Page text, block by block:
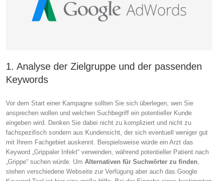
1. Analyse der Zielgruppe und der passenden
Keywords
Vor dem Start einer Kampagne sollten Sie sich überlegen, wen Sie
ansprechen wollen und welchen Suchbegriff ein potentieller Kunde
eingeben wird. Denken Sie dabei nicht zu kompliziert und nicht zu
fachspezifisch sondern aus Kundensicht, der sich eventuell weniger gut
mit Ihrem Fachgebiet auskennt. Beispielsweise würde ein Arzt das
Keyword „Grippaler Infekt“ verwenden, während potentieller Patient nach
„Grippe“ suchen würde. Um Alternativen für Suchwörter zu finden
stehen verschiedene Webseite zur Verfügung aber auch das Google